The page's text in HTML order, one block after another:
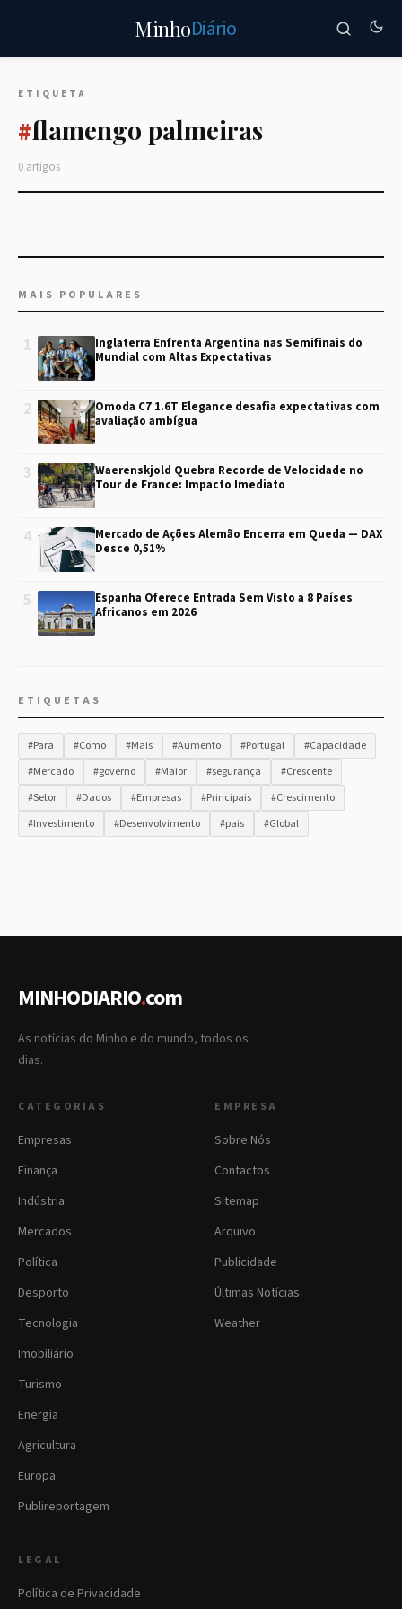
MinhoDiário
ETIQUETA
#flamengo palmeiras
0 artigos
MAIS POPULARES
1
Inglaterra Enfrenta Argentina nas Semifinais do
Mundial com Altas Expectativas
2
Omoda C7 1.6T Elegance desafia expectativas com
avaliação ambígua
3
Waerenskjold Quebra Recorde de Velocidade no
Tour de France: Impacto Imediato
4
Mercado de Ações Alemão Encerra em Queda — DAX
Desce 0,51%
5
Espanha Oferece Entrada Sem Visto a 8 Países
Africanos em 2026
ETIQUETAS
#Para #Como #Mais #Aumento #Portugal
#Capacidade
#Mercado
#governo #Maior #segurança
#Crescente
#Setor
#Dados #Empresas #Principais
#Crescimento
#Investimento
#Desenvolvimento #pais #Global
MINHODIARIO.com
As notícias do Minho e do mundo, todos os
dias.
CATEGORIAS
Empresas
Finança
Indústria
Mercados
Política
Desporto
Tecnologia
Imobiliário
Turismo
Energia
Agricultura
Europa
Publireportagem
EMPRESA
Sobre Nós
Contactos
Sitemap
Arquivo
Publicidade
Últimas Notícias
Weather
LEGAL
Política de Privacidade